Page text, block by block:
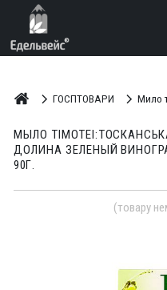
ГОСПТОВАРИ Мило
МЫЛО
ДОЛИНА ЗЕЛЕНЫЙ
90Г.
(товару